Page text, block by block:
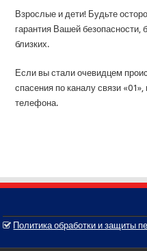
Взрослые и дети! Будьте
гарантия Вашей
близких.
Если вы стали очевидцем
спасения по каналу связи
телефона.
Политика обработки и защиты